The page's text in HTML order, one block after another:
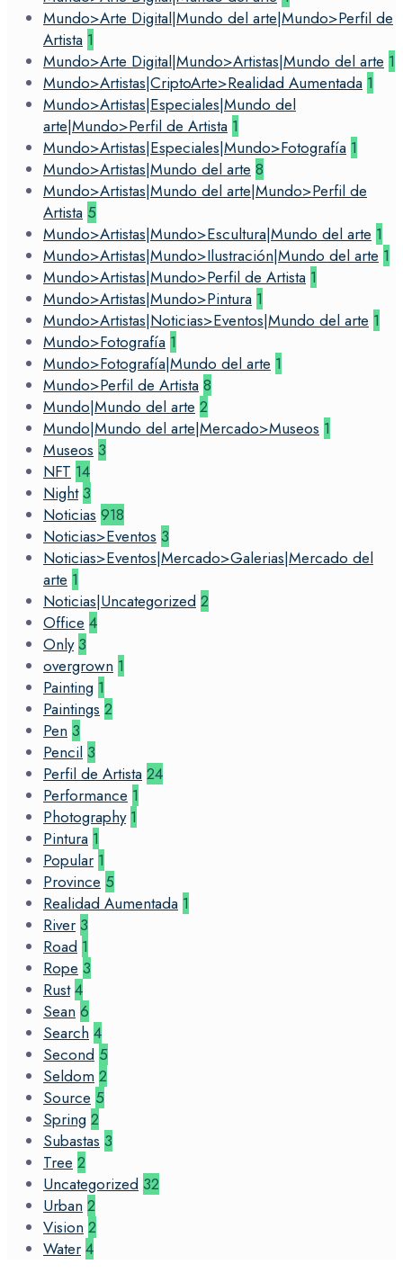
Mundo>Arte Digital|Mundo del arte|Mundo>Perfil de
Artista 1
Mundo>Arte Digital|Mundo>Artistas|Mundo del arte 1
Mundo>Artistas|CriptoArte>Realidad Aumentada 1
Mundo>Artistas|Especiales|Mundo del
arte|Mundo>Perfil de Artista 1
Mundo>Artistas|Especiales|Mundo>Fotografía 1
Mundo>Artistas|Mundo del arte 8
Mundo>Artistas|Mundo del arte|Mundo>Perfil de
Artista 5
Mundo>Artistas|Mundo>Escultura|Mundo del arte 1
Mundo>Artistas|Mundo>Ilustración|Mundo del arte 1
Mundo>Artistas|Mundo>Perfil de Artista 1
Mundo>Artistas|Mundo>Pintura 1
Mundo>Artistas|Noticias>Eventos|Mundo del arte 1
Mundo>Fotografía 1
Mundo>Fotografía|Mundo del arte 1
Mundo>Perfil de Artista 8
Mundo|Mundo del arte 2
Mundo|Mundo del arte|Mercado>Museos 1
Museos 3
NFT 14
Night 3
Noticias 918
Noticias>Eventos 3
Noticias>Eventos|Mercado>Galerias|Mercado del
arte 1
Noticias|Uncategorized 2
Office 4
Only 3
overgrown 1
Painting 1
Paintings 2
Pen 3
Pencil 3
Perfil de Artista 24
Performance 1
Photography 1
Pintura 1
Popular 1
Province 5
Realidad Aumentada 1
River 3
Road 1
Rope 3
Rust 4
Sean 6
Search 4
Second 5
Seldom 2
Source 5
Spring 2
Subastas 3
Tree 2
Uncategorized 32
Urban 2
Vision 2
Water 4